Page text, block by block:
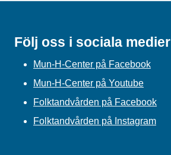
Följ oss i sociala medier
Mun-H-Center på Facebook
Mun-H-Center på Youtube
Folktandvården på Facebook
Folktandvården på Instagram